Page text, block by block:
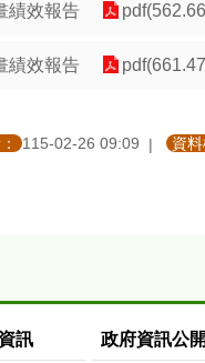
績效報告
績效報告
115-02-26 09:09 資料
訊 政府資訊公開